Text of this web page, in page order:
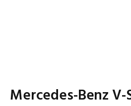
Mercedes-Benz V-